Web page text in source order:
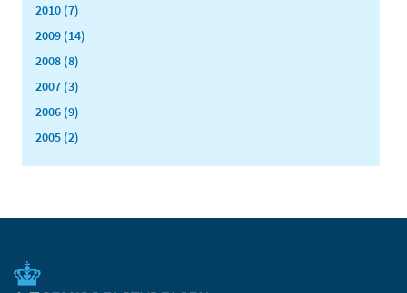
2010 (7)
2009 (14)
2008 (8)
2007 (3)
2006 (9)
2005 (2)